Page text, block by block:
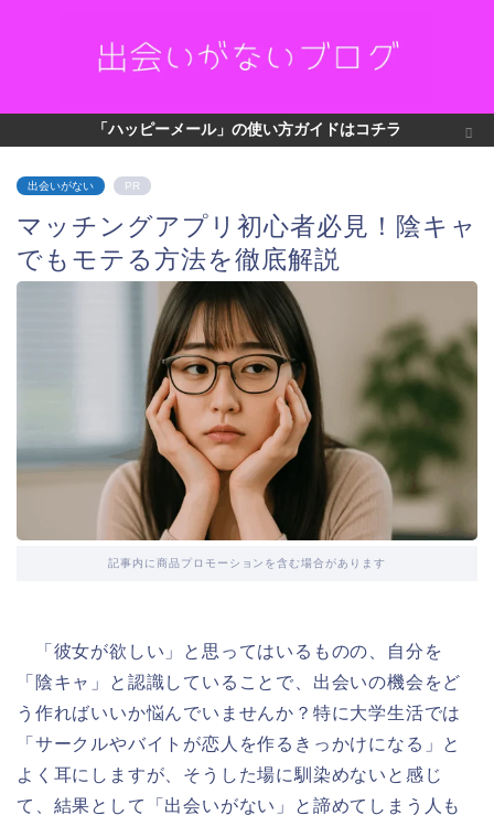
「ハッピーメール」の使い方ガイドはコチラ
出会いがない PR
マッチングアプリ初心者必見！陰キャ
でもモテる方法を徹底解説
記事内に商品プロモーションを含む場合があります
「彼女が欲しい」と思ってはいるものの、自分を
「陰キャ」と認識していることで、出会いの機会をど
う作ればいいか悩んでいませんか？特に大学生活では
「サークルやバイトが恋人を作るきっかけになる」と
よく耳にしますが、そうした場に馴染めないと感じ
て、結果として「出会いがない」と諦めてしまう人も